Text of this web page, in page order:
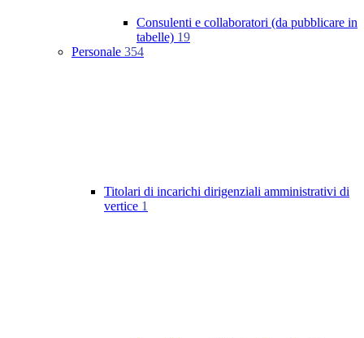
Consulenti e collaboratori (da pubblicare in
tabelle) 19
Personale 354
Titolari di incarichi dirigenziali amministrativi di
vertice 1